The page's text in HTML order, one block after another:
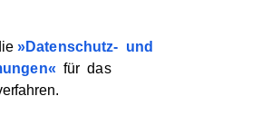
Datenschutz- und
für das
.